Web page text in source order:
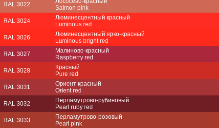
RAL 3022
Salmon pink
RAL 3024
Люминесцентный красный
Luminous red
RAL 3026
Люминесцентный ярко-красный
Luminous bright red
RAL 3027
Малиново-красный
Raspberry red
RAL 3028
Красный
Pure red
RAL 3031
Ориент красный
Orient red
RAL 3032
Перламутрово-рубиновый
Pearl ruby red
RAL 3033
Перламутрово-розовый
Pearl pink